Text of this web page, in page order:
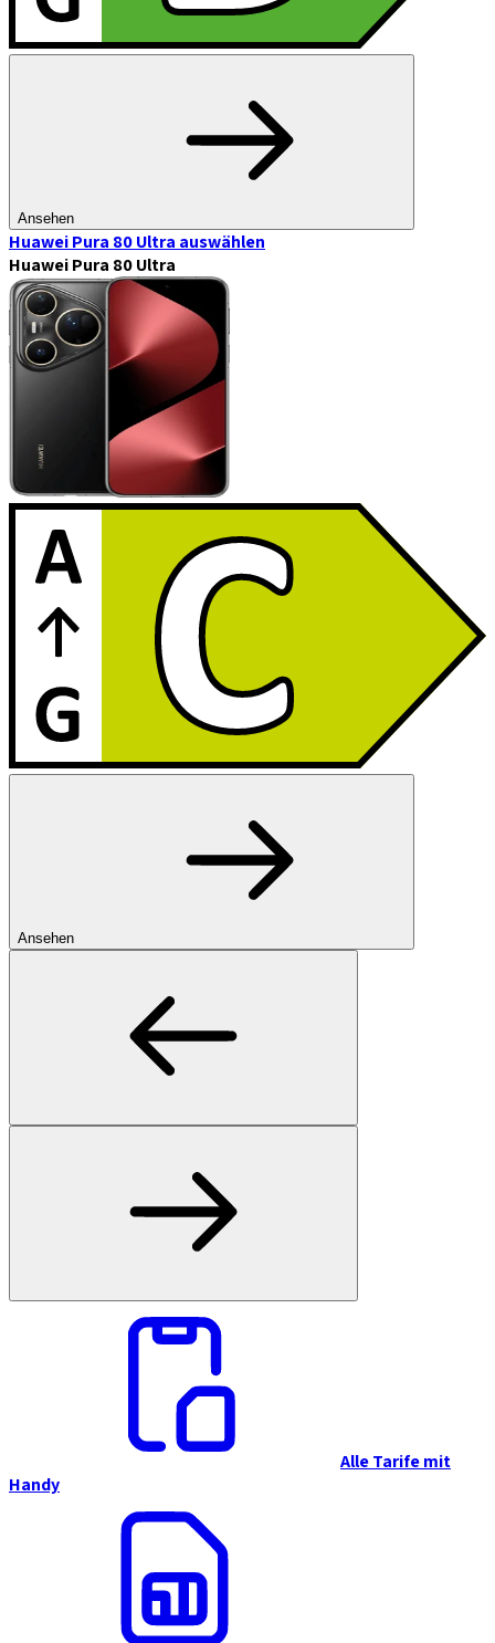
Ansehen
Huawei Pura 80 Ultra auswählen
Huawei Pura 80 Ultra
Ansehen
Alle Tarife mit
Handy